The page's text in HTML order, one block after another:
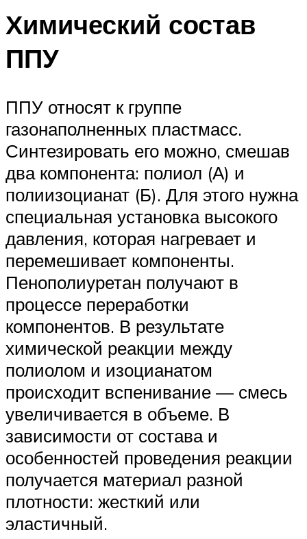
Химический состав
ППУ
ППУ относят к группе
газонаполненных пластмасс.
Синтезировать его можно, смешав
два компонента: полиол (А) и
полиизоцианат (Б). Для этого нужна
специальная установка высокого
давления, которая нагревает и
перемешивает компоненты.
Пенополиуретан получают в
процессе переработки
компонентов. В результате
химической реакции между
полиолом и изоцианатом
происходит вспенивание — смесь
увеличивается в объеме. В
зависимости от состава и
особенностей проведения реакции
получается материал разной
плотности: жесткий или
эластичный.